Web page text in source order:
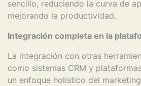
sencillo, reduciendo la curva de
mejorando la productividad.
Integración completa en la
La integración con otras
como sistemas CRM y
un enfoque holístico del